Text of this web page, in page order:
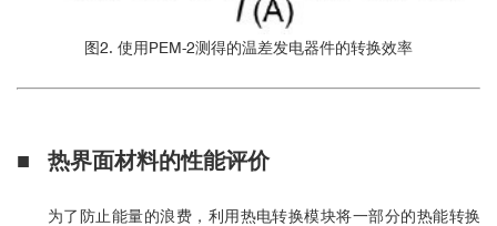
图2. 使用PEM-2测得的温差发电器件的转换效率
■ 热界面材料的性能评价
为了防止能量的浪费，利用热电转换模块将一部分的热能转换